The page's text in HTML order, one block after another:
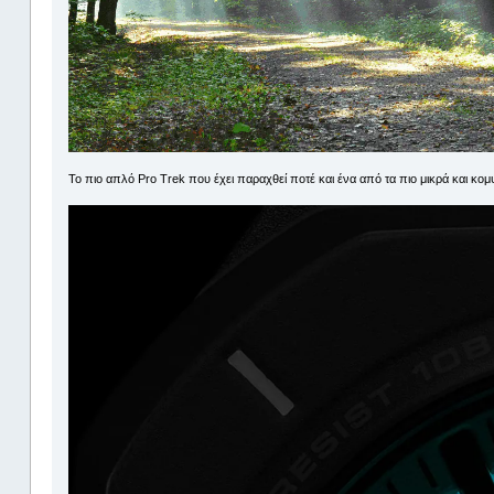
To πιο απλό Pro Trek που έχει παραχθεί ποτέ και ένα από τα πιο μικρά και